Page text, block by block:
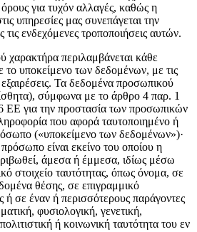
για τυχόν αλλαγές, καθώς η
υπηρεσίες μας συνεπάγεται την
ενδεχόμενες τροποποιήσεις αυτών.
χαρακτήρα περιλαμβάνεται κάθε
υποκείμενο των δεδομένων, με τις
Τα δεδομένα προσωπικού
σύμφωνα με το άρθρο 4 παρ. 1
ΕΕ για την προστασία των προσωπικών
που αφορά ταυτοποιημένο ή
(«υποκείμενο των δεδομένων»)·
είναι εκείνο του οποίου η
άμεσα ή έμμεσα, ιδίως μέσω
στοιχείο ταυτότητας, όπως όνομα, σε
θέσης, σε επιγραμμικό
ή σε έναν ή περισσότερους παράγοντες
φυσιολογική, γενετική,
ή κοινωνική ταυτότητα του εν